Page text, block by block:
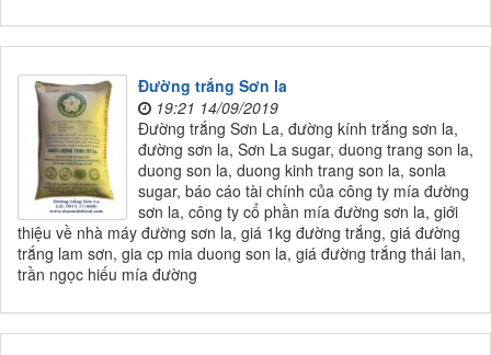
Đường trắng Sơn la
19:21 14/09/2019
Đường trắng Sơn La, đường kính trắng sơn la,
đường sơn la, Sơn La sugar, duong trang son la,
duong son la, duong kinh trang son la, sonla
sugar, báo cáo tài chính của công ty mía đường
sơn la, công ty cổ phần mía đường sơn la, giới
thiệu về nhà máy đường sơn la, giá 1kg đường trắng, giá đường
trắng lam sơn, gia cp mia duong son la, giá đường trắng thái lan,
trần ngọc hiếu mía đường